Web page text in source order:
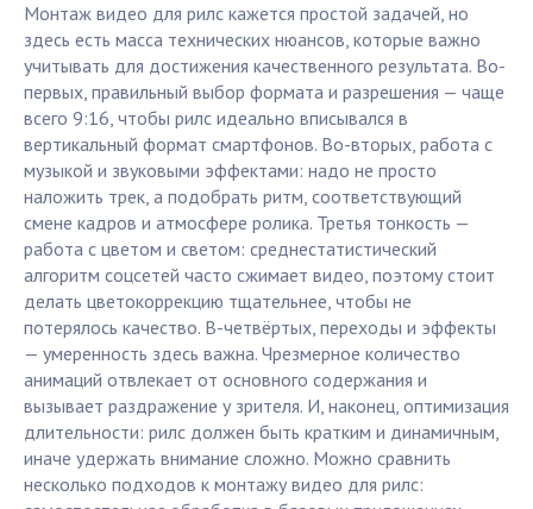
Монтаж видео для рилс кажется простой задачей, но
здесь есть масса технических нюансов, которые важно
учитывать для достижения качественного результата. Во-
первых, правильный выбор формата и разрешения — чаще
всего 9:16, чтобы рилс идеально вписывался в
вертикальный формат смартфонов. Во-вторых, работа с
музыкой и звуковыми эффектами: надо не просто
наложить трек, а подобрать ритм, соответствующий
смене кадров и атмосфере ролика. Третья тонкость —
работа с цветом и светом: среднестатистический
алгоритм соцсетей часто сжимает видео, поэтому стоит
делать цветокоррекцию тщательнее, чтобы не
потерялось качество. В-четвёртых, переходы и эффекты
— умеренность здесь важна. Чрезмерное количество
анимаций отвлекает от основного содержания и
вызывает раздражение у зрителя. И, наконец, оптимизация
длительности: рилс должен быть кратким и динамичным,
иначе удержать внимание сложно. Можно сравнить
несколько подходов к монтажу видео для рилс: